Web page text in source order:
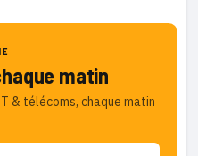
matin
& télécoms, chaque matin